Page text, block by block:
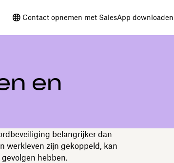
Contact opnemen met SalesApp downloaden
en
belangrijker dan
werkleven zijn gekoppeld, kan
hebben.